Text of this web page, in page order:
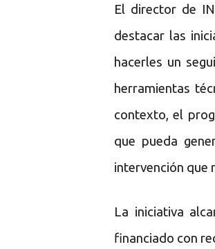
El director de
destacar las
hacerles un
herramientas
contexto, el
que pueda
intervención que
La iniciativa
financiado con